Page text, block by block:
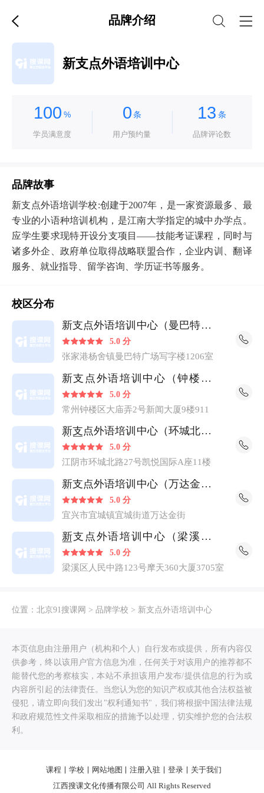
品牌介绍
新支点外语培训中心
100 %
学员满意度
0 条
用户预约量
13 条
品牌评论数
品牌故事
新支点外语培训学校:创建于2007年，是一家资源最多、最
专业的小语种培训机构，是江南大学指定的城中办学点。
应学生要求现特开设分支项目——技能考证课程，同时与
诸多外企、政府单位取得战略联盟合作，企业内训、翻译
服务、就业指导、留学咨询、学历证书等服务。
校区分布
新支点外语培训中心（曼巴特校
区）
5.0 分
张家港杨舍镇曼巴特广场写字楼1206室
新支点外语培训中心（钟楼校
区）
5.0 分
常州钟楼区大庙弄2号新闻大厦9楼911
新支点外语培训中心（环城北路
校区）
5.0 分
江阴市环城北路27号凯悦国际A座11楼
新支点外语培训中心（万达金街
校区）
5.0 分
宜兴市宜城镇宜城街道万达金街
新支点外语培训中心（梁溪校
区）
5.0 分
梁溪区人民中路123号摩天360大厦3705室
位置：北京91搜课网 >品牌学校 > 新支点外语培训中心
本页信息由注册用户（机构和个人）自行发布或提供，所有内容仅
供参考，终以该用户官方信息为准，任何关于对该用户的推荐都不
能替代您的考察核实，本站不承担该用户发布/提供信息的行为或
内容所引起的法律责任。当您认为您的知识产权或其他合法权益被
侵犯，请立即向我们发出"权利通知书"，我们将根据中国法律法规
和政府规范性文件采取相应的措施予以处理，切实维护您的合法权
利。
课程 学校 网站地图 注册入驻 登录
关于我们
江西搜课文化传播有限公司 All Rights Reserved